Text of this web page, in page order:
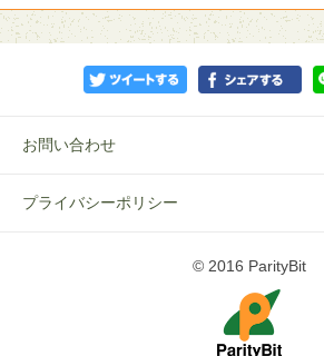
お問い合わせ
プライバシーポリシー
© 2016 ParityBit